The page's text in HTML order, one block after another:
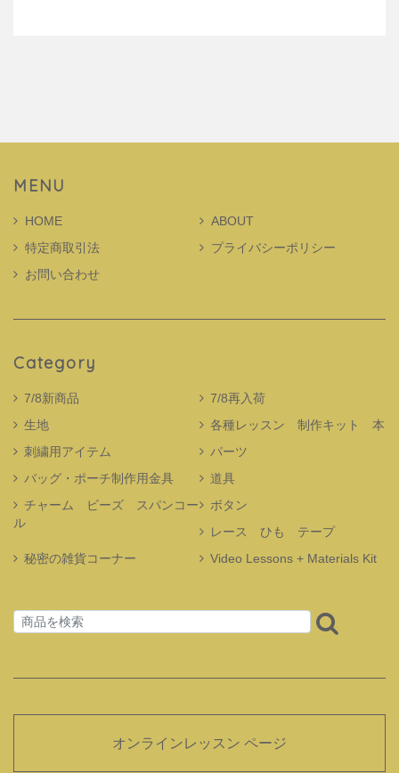
MENU
HOME
ABOUT
特定商取引法
プライバシーポリシー
お問い合わせ
Category
7/8新商品
7/8再入荷
生地
各種レッスン 制作キット 本
刺繍用アイテム
パーツ
バッグ・ポーチ制作用金具
道具
チャーム ビーズ スパンコー
ル
ボタン
レース ひも テープ
秘密の雑貨コーナー
Video Lessons + Materials Kit
オンラインレッスン ページ